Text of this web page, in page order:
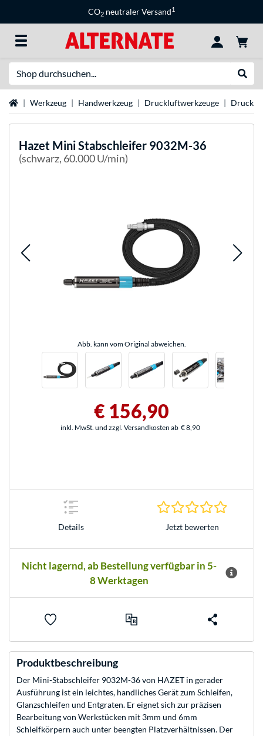
CO2 neutraler Versand1
StartseiteWerkzeug Handwerkzeug Druckluftwerkzeuge
Hazet Mini Stabschleifer 9032M-36
(schwarz, 60.000 U/min)
Abb. kann vom Original abweichen.
€ 156,90
inkl. MwSt. und zzgl. Versandkosten ab € 8,90
Details Jetzt bewerten
Nicht lagernd, ab Bestellung verfügbar in 5-
8 Werktagen
Produktbeschreibung
Der Mini-Stabschleifer 9032M-36 von HAZET in gerader
Ausführung ist ein leichtes, handliches Gerät zum Schleifen,
Glanzschleifen und Entgraten. Er eignet sich zur präzisen
Bearbeitung von Werkstücken mit 3mm und 6mm
Schleifkörpern auch unter beengten Platzverhältnissen. Der